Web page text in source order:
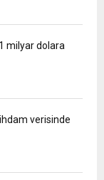
milyar dolara
verisinde